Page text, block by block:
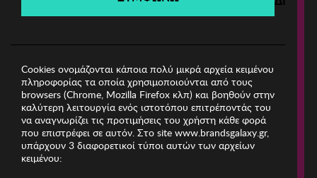
Cookies ονομάζονται κάποια πολύ μικρά αρχεία κειμένου
πληροφορίας τα οποία χρησιμοποιούνται από τους
browsers (Chrome, Mozilla Firefox κλπ) και βοηθούν στην
καλύτερη λειτουργία ενός ιστοτόπου επιτρέποντάς του
να αναγνωρίζει τις προτιμήσεις του χρήστη κάθε φορά
που επιστρέφει σε αυτόν. Στο site www.brandsgalaxy.gr,
υπάρχουν 3 διαφορετικοί τύποι αυτών των αρχείων
κειμένου: